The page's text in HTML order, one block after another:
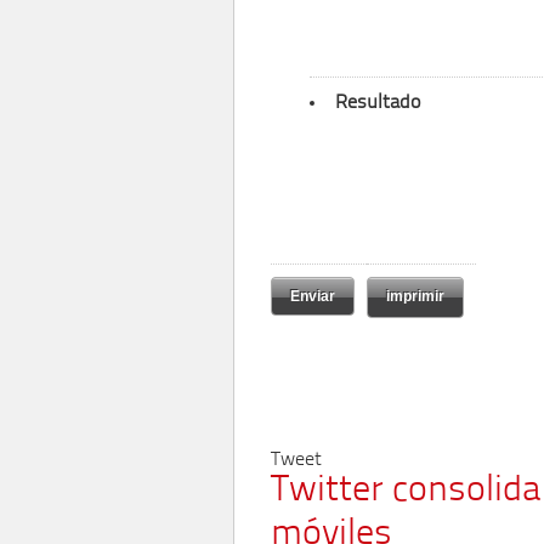
Resultado
imprimir
Tweet
Twitter
móviles